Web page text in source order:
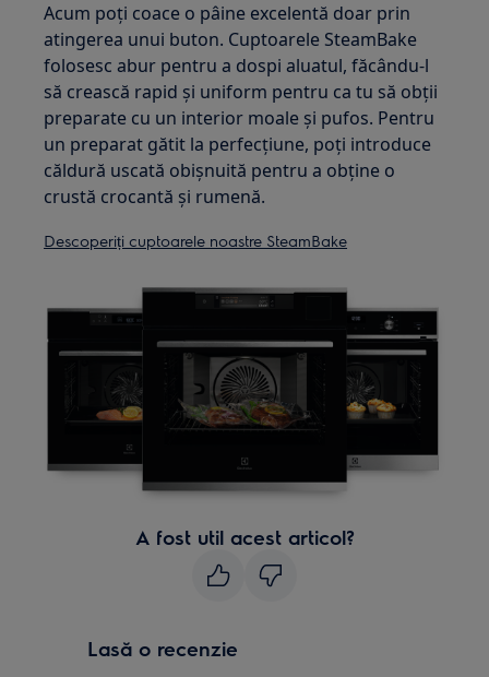
Acum poți coace o pâine excelentă doar prin
atingerea unui buton. Cuptoarele SteamBake
folosesc abur pentru a dospi aluatul, făcându-l
să crească rapid și uniform pentru ca tu să obții
preparate cu un interior moale și pufos. Pentru
un preparat gătit la perfecțiune, poți introduce
căldură uscată obișnuită pentru a obține o
crustă crocantă și rumenă.
Descoperiți cuptoarele noastre SteamBake
A fost util acest articol?
Lasă o recenzie